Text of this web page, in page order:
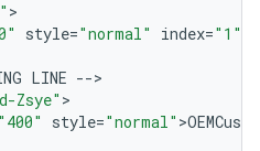
>
style="normal" index="1"
LINE -->
Zsye" >
"400" style="normal" >